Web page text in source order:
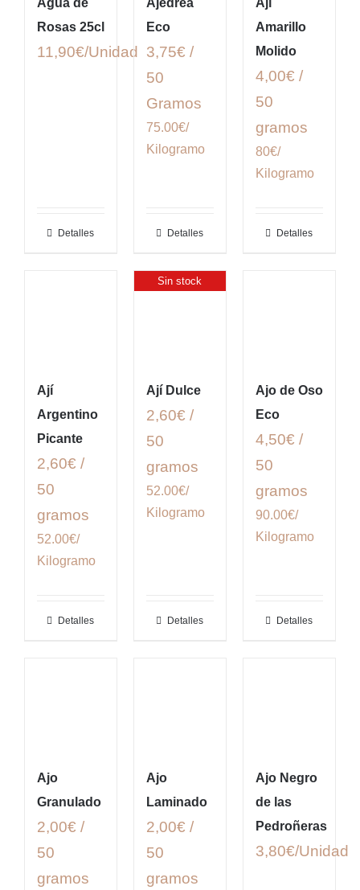
Agua de
Rosas 25cl
11,90€
Detalles
Ajedrea
Eco
3,75€ /
50
Gramos
75.00€/
Kilogramo
Detalles
Ají
Amarillo
Molido
4,00€ /
50
gramos
80€/
Kilogramo
Detalles
Ají
Argentino
Picante
2,60€ /
50
gramos
52.00€/
Kilogramo
Detalles
Sin stock
Ají Dulce
2,60€ /
50
gramos
52.00€/
Kilogramo
Detalles
Ajo de Oso
Eco
4,50€ /
50
gramos
90.00€/
Kilogramo
Detalles
Ajo
Granulado
2,00€ /
50
gramos
Ajo
Laminado
2,00€ /
50
gramos
Ajo Negro
de las
Pedroñeras
3,80€